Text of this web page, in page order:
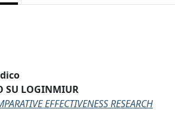
SU LOGINMIUR
EFFECTIVENESS RESEARCH